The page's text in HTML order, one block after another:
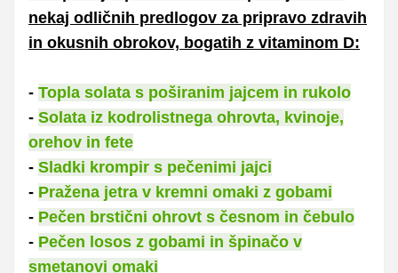
nekaj odličnih predlogov za pripravo zdravih
in okusnih obrokov, bogatih z vitaminom D:
- Topla solata s poširanim jajcem in rukolo
- Solata iz kodrolistnega ohrovta, kvinoje,
orehov in fete
- Sladki krompir s pečenimi jajci
- Pražena jetra v kremni omaki z gobami
- Pečen brstični ohrovt s česnom in čebulo
- Pečen losos z gobami in špinačo v
smetanovi omaki